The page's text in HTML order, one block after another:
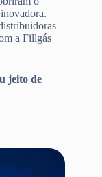
a Fillgás
jeito de